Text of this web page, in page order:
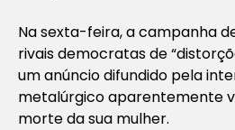
Na sexta-feira, a campanha
rivais democratas de
um anúncio difundido pela
metalúrgico aparentemente
morte da sua mulher.